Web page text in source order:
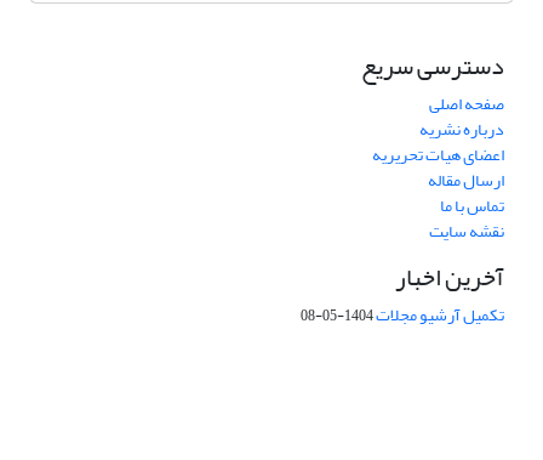
دسترسی سریع
صفحه اصلی
درباره نشریه
اعضای هیات تحریریه
ارسال مقاله
تماس با ما
نقشه سایت
آخرین اخبار
تکمیل آرشیو مجلات1404-05-08